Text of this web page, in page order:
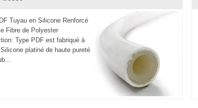
Tuyau en Silicone Renforcé
Fibre de Polyester
Type PDF est fabriqué à
platiné de haute pureté